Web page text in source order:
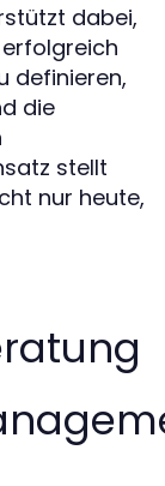
dabei,
definieren,
die
stellt
nur heute,